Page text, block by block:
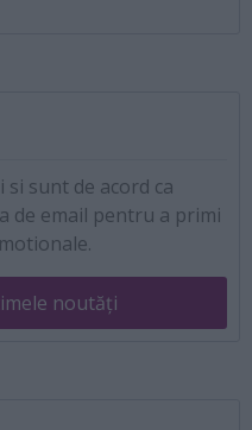
si sunt de acord ca
de email pentru a primi
noutăți